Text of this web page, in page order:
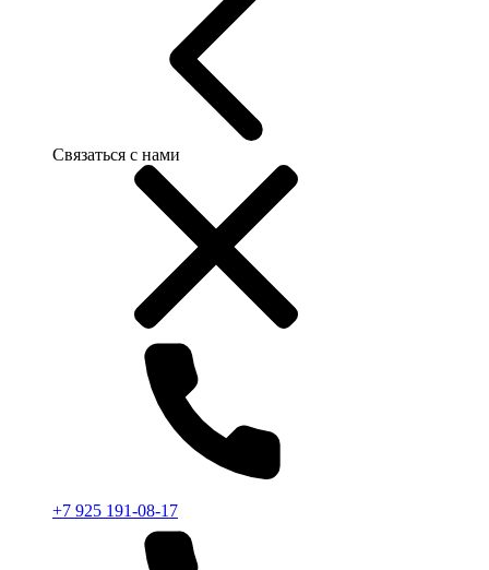
Связаться с нами
+7 925 191-08-17